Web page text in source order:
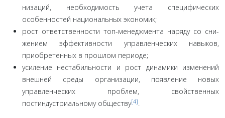
низаций, необходимость учета специфических
особенностей национальных экономик;
рост ответственности топ-менеджмента наряду со сни­
жением эффективности управленческих навыков,
приобре­тенных в прошлом периоде;
усиление нестабильности и рост динамики изменений
внешней среды организации, появление новых
управленче­ских проблем, свойственных
постиндустриальному обществу[4].